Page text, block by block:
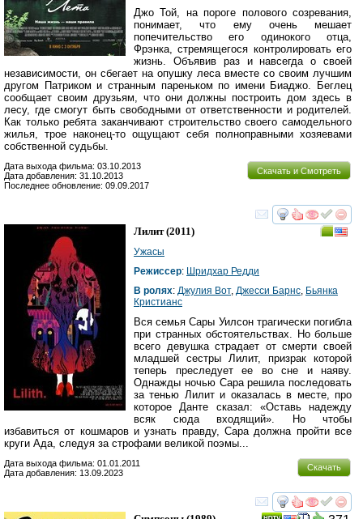
Джо Той, на пороге полового созревания,
понимает, что ему очень мешает
попечительство его одинокого отца,
Фрэнка, стремящегося контролировать его
жизнь. Объявив раз и навсегда о своей
независимости, он сбегает на опушку леса вместе со своим лучшим
другом Патриком и странным пареньком по имени Биаджо. Беглец
сообщает своим друзьям, что они должны построить дом здесь в
лесу, где смогут быть свободными от ответственности и родителей.
Как только ребята заканчивают строительство своего самодельного
жилья, трое наконец-то ощущают себя полноправными хозяевами
собственной судьбы.
Скачать и Смотреть
Дата выхода фильма: 03.10.2013
Дата добавления: 31.10.2013
Последнее обновление: 09.09.2017
смотреть
Лилит(2011)
Ужасы
Режиссер: Шридхар Редди
В ролях: Джулия Вот, Джесси Барнс, Бьянка
Кристианс
Вся семья Сары Уилсон трагически погибла
при странных обстоятельствах. Но больше
всего девушка страдает от смерти своей
младшей сестры Лилит, призрак которой
теперь преследует ее во сне и наяву.
Однажды ночью Сара решила последовать
за тенью Лилит и оказалась в месте, про
которое Данте сказал: «Оставь надежду
всяк сюда входящий». Но чтобы
избавиться от кошмаров и узнать правду, Сара должна пройти все
круги Ада, следуя за строфами великой поэмы...
Скачать
Дата выхода фильма: 01.01.2011
Дата добавления: 13.09.2023
смотреть